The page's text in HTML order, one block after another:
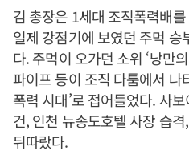
김 총장은 1세대 조직폭력배
일제 강점기에 보였던 주먹 승
다. 주먹이 오가던 소위 ‘낭만
파이프 등이 조직 다툼에서 나
폭력 시대’로 접어들었다. 사
건, 인천 뉴송도호텔 사장 습
뒤따랐다.